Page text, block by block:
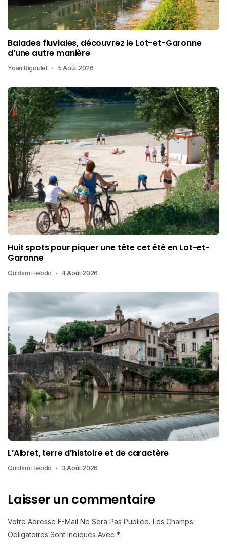
Balades fluviales, découvrez le Lot-et-Garonne
d’une autre manière
Yoan Rigoulet 5 Août 2026
Huit spots pour piquer une tête cet été en Lot-et-
Garonne
Quidam Hebdo 4 Août 2026
L’Albret, terre d’histoire et de caractère
Quidam Hebdo 3 Août 2026
Laisser un commentaire
Votre Adresse E-Mail Ne Sera Pas Publiée. Les Champs
Obligatoires Sont Indiqués Avec *